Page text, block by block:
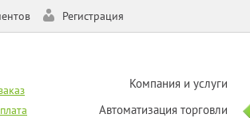
Регистрация
Компания и услуги
Автоматизация торговли